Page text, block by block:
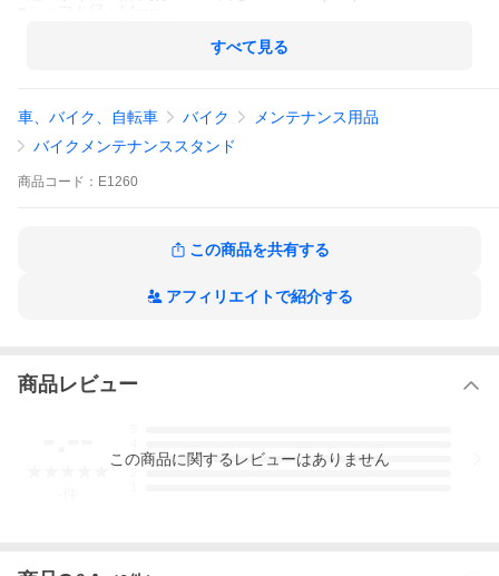
すべて見る
車、バイク、自転車 バイク
メンテナンス用品
バイクメンテナンススタンド
商品 コード： E1260
この商品を共有する
アフィリエイトで紹介する
商品レビュー
3
この商品に関するレビューはありません